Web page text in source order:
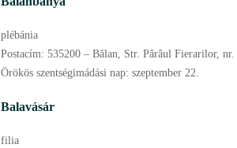
plébánia
Postacím: 535200 – Bălan, Str. Pârâul Fierarilor,
Örökös szentségimádási nap: szeptember 22.
Balavásár
filia